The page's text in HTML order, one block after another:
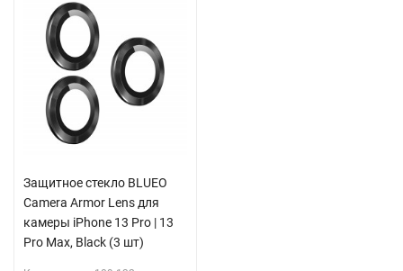
Защитное стекло BLUEO
Camera Armor Lens для
камеры iPhone 13 Pro | 13
Pro Max, Black (3 шт)